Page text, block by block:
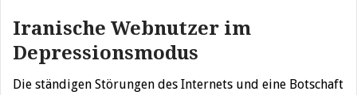
Iranische Webnutzer im
Depressionsmodus
Die ständigen Störungen des Internets und eine Botschaft